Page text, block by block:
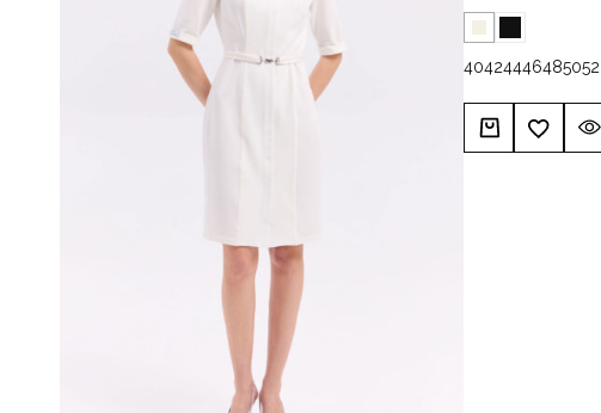
40424446485052